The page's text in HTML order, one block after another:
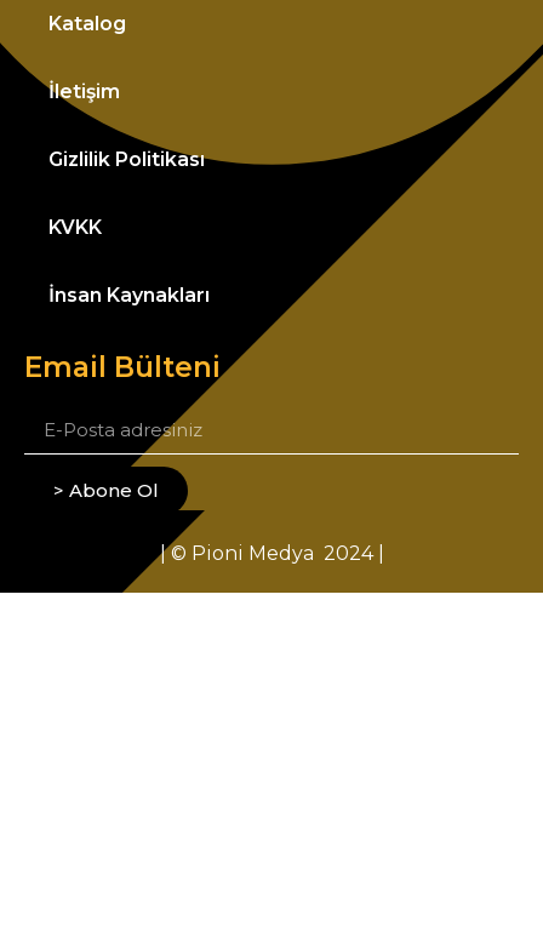
Katalog
İletişim
Gizlilik Politikası
KVKK
İnsan Kaynakları
Email Bülteni
> Abone Ol
| © Pioni Medya 2024 |